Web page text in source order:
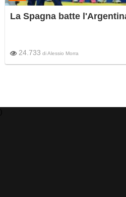
La Spagna batte
24.733 diAlessio Morra